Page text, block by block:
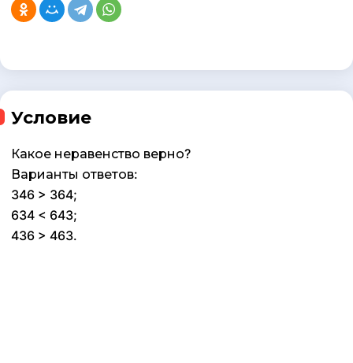
Условие
Какое неравенство верно?
Варианты ответов:
346 > 364;
634 < 643;
436 > 463.